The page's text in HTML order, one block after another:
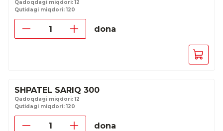
Qadoqdagi miqdori: 12
Qutidagi miqdori: 120
dona
SHPATEL SARIQ 300
Qadoqdagi miqdori: 12
Qutidagi miqdori: 120
dona